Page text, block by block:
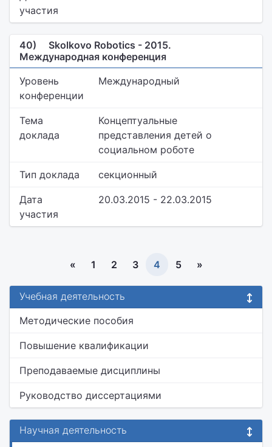
участия
40)
Skolkovo Robotics - 2015.
Международная конференция
Уровень
конференции
Международный
Тема
доклада
Концептуальные
представления детей о
социальном роботе
Тип доклада секционный
Дата
участия
20.03.2015 - 22.03.2015
« 1 2 3 4 5 »
Учебная деятельность
Методические пособия
Повышение квалификации
Преподаваемые дисциплины
Руководство диссертациями
Научная деятельность